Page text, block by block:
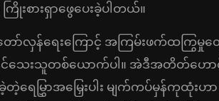
စားရှာဖွေပေးခဲ့ပါတယ်။
တော်လှန်ရေးကြောင့် အကြမ်းဖက်ထကြွ
သေးသူတစ်ယောက်ပါ။ အဲဒီအတိတ်ဟောင်
တဲ့ရေမြွှာအမြှေးပါး မျက်ကပ်မှန်ကုထုံး